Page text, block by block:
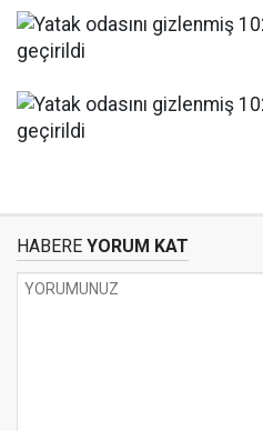
HABERE YORUM KAT